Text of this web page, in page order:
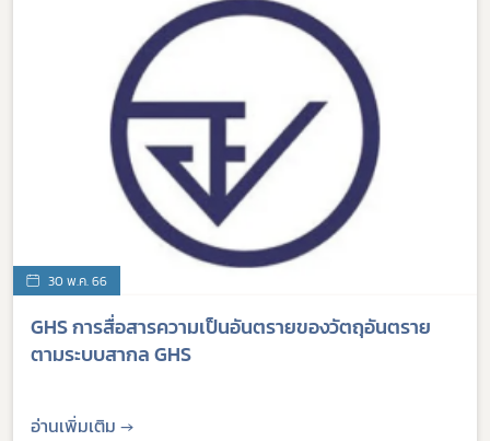
30 พ.ค. 66
GHS การสื่อสารความเป็นอันตรายของวัตถุอันตราย
ตามระบบสากล GHS
อ่านเพิ่มเติม →